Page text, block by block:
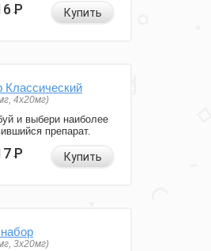
Р Купить
Классический
4x20мг)
и выбери наиболее
препарат.
Р Купить
3x20мг)